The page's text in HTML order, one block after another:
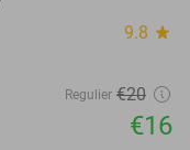
9.8 star
Regulier €20
€16